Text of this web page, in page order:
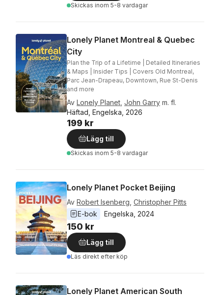
Skickas inom 5-8 vardagar
Lonely Planet Montreal & Quebec
City
Plan the Trip of a Lifetime | Detailed Itineraries
& Maps | Insider Tips | Covers Old Montreal,
Parc Jean-Drapeau, Downtown, Rue St-Denis
and more
Av Lonely Planet John Garry m. fl.
Häftad, Engelska, 2026
199 kr
Lägg till
Skickas inom 5-8 vardagar
Lonely Planet Pocket Beijing
Av Robert Isenberg Christopher Pitts
E-bok
Engelska 2024
150 kr
Lägg till
Läs direkt efter köp
Lonely Planet American South